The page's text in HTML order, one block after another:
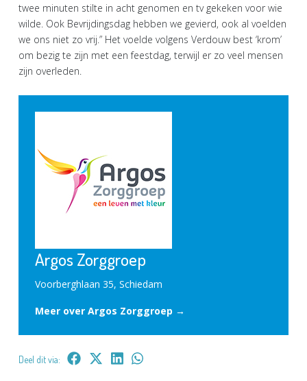
twee minuten stilte in acht genomen en tv gekeken voor wie
wilde. Ook Bevrijdingsdag hebben we gevierd, ook al voelden
we ons niet zo vrij.” Het voelde volgens Verdouw best ‘krom’
om bezig te zijn met een feestdag, terwijl er zo veel mensen
zijn overleden.
Argos Zorggroep
Voorberghlaan 35, Schiedam
Meer over Argos Zorggroep →
Deel dit via: